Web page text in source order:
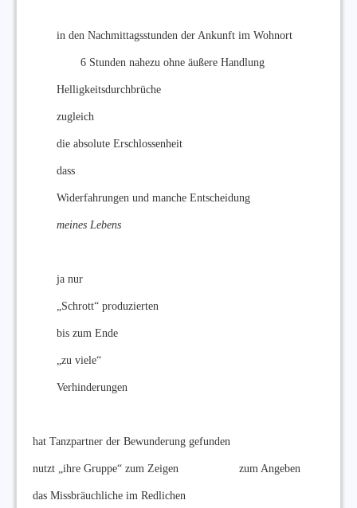
in den Nachmittagsstunden der Ankunft im Wohnort
6 Stunden nahezu ohne äußere Handlung
Helligkeitsdurchbrüche
zugleich
die absolute Erschlossenheit
dass
Widerfahrungen und manche Entscheidung
meines Lebens
ja nur
„Schrott“ produzierten
bis zum Ende
„zu viele“
Verhinderungen
hat Tanzpartner der Bewunderung gefunden
nutzt „ihre Gruppe“ zum Zeigen zum Angeben
das Missbräuchliche im Redlichen